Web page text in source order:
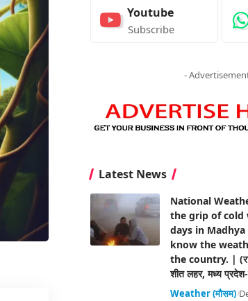
Youtube
Subscribe
-
Latest News
National
the grip of cold
days in Madhya
know the
the country. |
शीत लहर, मध्य
Weather (मौसम)